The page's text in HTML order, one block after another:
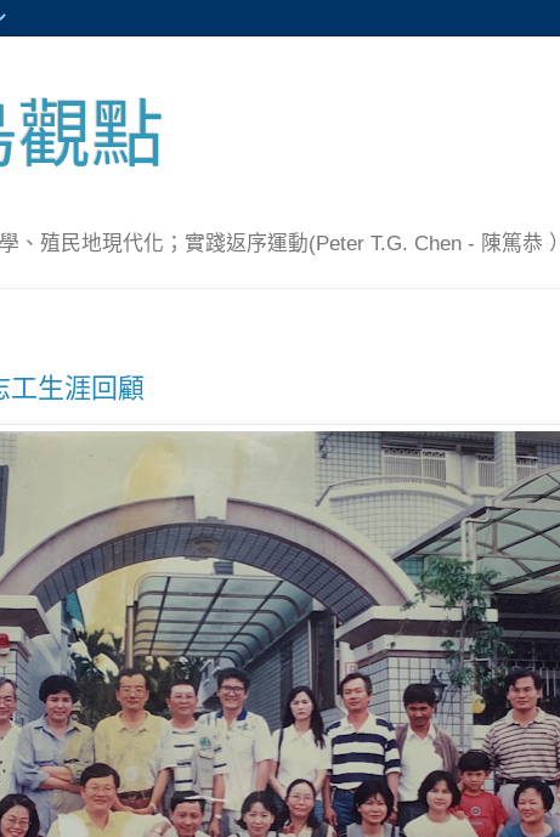
觀點
、殖民地現代化；實踐返序運動(Peter T.G. Chen - 陳篤恭 ）
工生涯回顧